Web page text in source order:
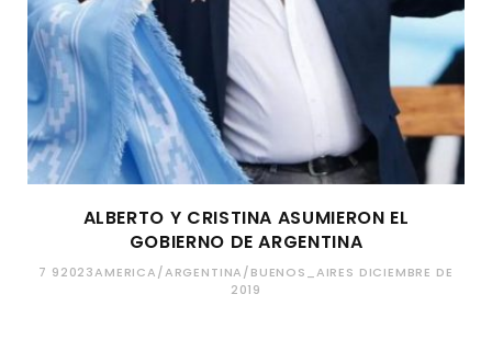
ALBERTO Y CRISTINA ASUMIERON EL
GOBIERNO DE ARGENTINA
7 92023AMERICA/ARGENTINA/BUENOS_AIRES DICIEMBRE DE
2019